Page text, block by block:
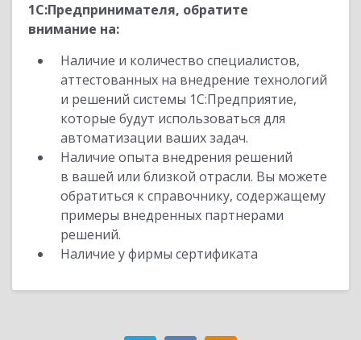
1С:Предпринимателя, обратите
внимание на:
Наличие и количество специалистов,
аттестованных на внедрение технологий
и решений системы 1С:Предприятие,
которые будут использоваться для
автоматизации ваших задач.
Наличие опыта внедрения решений
в вашей или близкой отрасли. Вы можете
обратиться к справочнику, содержащему
примеры внедренных партнерами
решений.
Наличие у фирмы сертификата